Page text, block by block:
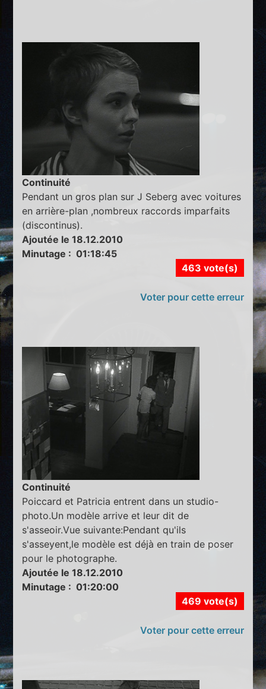
Continuité
Pendant un gros plan sur J Seberg avec voitures
en arrière-plan ,nombreux raccords imparfaits
(discontinus).
Ajoutée le 18.12.2010
Minutage : 01:18:45
463 vote(s)
Voter pour cette erreur
Continuité
Poiccard et Patricia entrent dans un studio-
photo.Un modèle arrive et leur dit de
s'asseoir.Vue suivante:Pendant qu'ils
s'asseyent,le modèle est déjà en train de poser
pour le photographe.
Ajoutée le 18.12.2010
Minutage : 01:20:00
469 vote(s)
Voter pour cette erreur